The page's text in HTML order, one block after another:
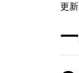
MOKUBA
更